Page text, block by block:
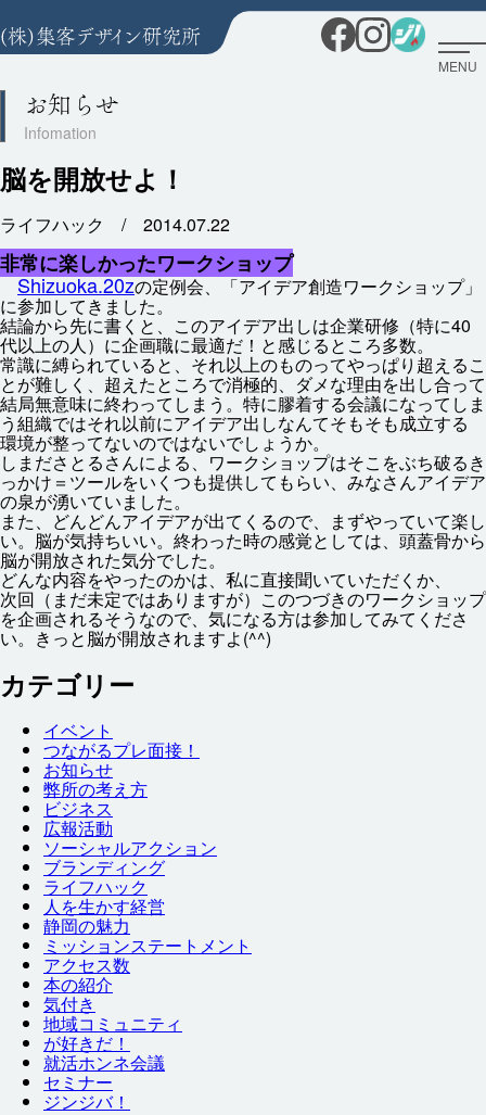
MENU
お知らせ
脳を開放せよ！
ライフハック / 2014.07.22
非常に楽しかったワークショップ
Shizuoka.20zの定例会、「アイデア創造ワークショップ」
に参加してきました。
結論から先に書くと、このアイデア出 しは企業研修 （特に40
代以上の人）に企画職に最適だ！と感じるところ多数。
常識に縛られていると、それ以上のものってやっぱり 超 えるこ
とが難しく、 超 えたところで消極的、ダメな理由を出 し合って
結局無意味に終わってしまう。 特に膠着する会議になってしま
う組織ではそれ以前にアイデア出 しなんてそもそも成立する
環境が整ってないのではないでしょうか。
しまださとるさんによる、ワークショップはそこをぶち破るき
っかけ＝ツールをいくつも提供してもらい、みなさんアイデア
の泉が湧いていました。
また、どんどんアイデアが出てくるので、まずやっていて楽し
い。 脳が気持ちいい。 終わった時の感覚としては、 頭蓋骨から
脳が開放された気分でした。
どんな内容をやったのかは、 私に直接聞いていただくか、
次回 （まだ未定ではありますが）このつづきのワークショップ
を企画されるそうなので、 気になる方は参加してみてくださ
い。きっと脳が開放されますよ(^^)
カテゴリー
イベント
つながるプレ面接 ！
お知らせ
弊所の考え 方
ビジネス
広報活動
ソーシャルアクション
ブランディング
ライフハック
人を生かす経営
静岡の魅力
ミッションステートメント
アクセス数
本の紹介
気付き
地域コミュニティ
が好きだ！
就活ホンネ会議
セミナー
ジンジバ！